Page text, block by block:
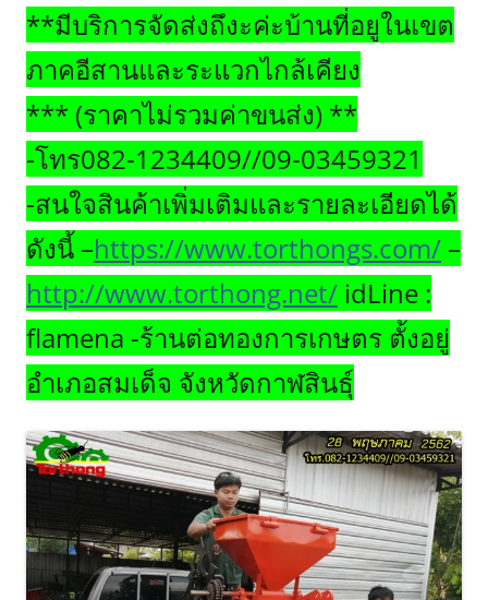
**มีบริการจัดส่งถึงะค่ะบ้านที่อยูในเขต
ภาคอีสานและระแวกไกล้เคียง
*** (ราคาไม่รวมค่าขนส่ง) **
-โทร082-1234409//09-03459321
-สนใจสินค้าเพิ่มเติมและรายละเอียดได้
ดังนี้ –https://www.torthongs.com/ –
http://www.torthong.net/ idLine :
flamena -ร้านต่อทองการเกษตร ตั้งอยู่
อำเภอสมเด็จ จังหวัดกาฬสินธุ์